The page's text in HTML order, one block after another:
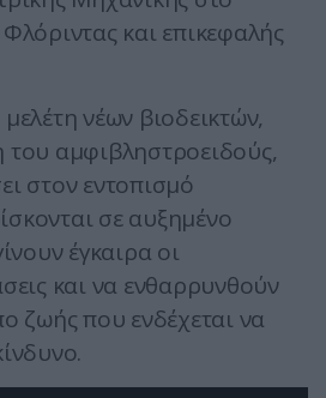
και επικεφαλής
νέων βιοδεικτών,
αμφιβληστροειδούς,
στον εντοπισμό
σε αυξημένο
έγκαιρα οι
και να ενθαρρυνθούν
ζωής που ενδέχεται να